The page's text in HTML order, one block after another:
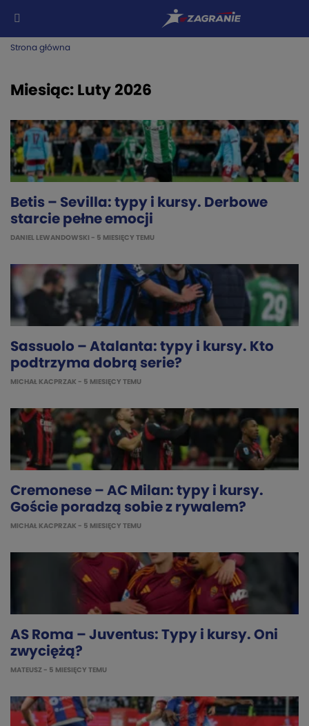
Strona główna
Miesiąc: Luty 2026
Betis – Sevilla: typy i kursy. Derbowe
starcie pełne emocji
DANIEL LEWANDOWSKI - 5 MIESIĘCY TEMU
Sassuolo – Atalanta: typy i kursy. Kto
podtrzyma dobrą serie?
MICHAŁ KACPRZAK - 5 MIESIĘCY TEMU
Cremonese – AC Milan: typy i kursy.
Goście poradzą sobie z rywalem?
MICHAŁ KACPRZAK - 5 MIESIĘCY TEMU
AS Roma – Juventus: Typy i kursy. Oni
zwyciężą?
MATEUSZ - 5 MIESIĘCY TEMU